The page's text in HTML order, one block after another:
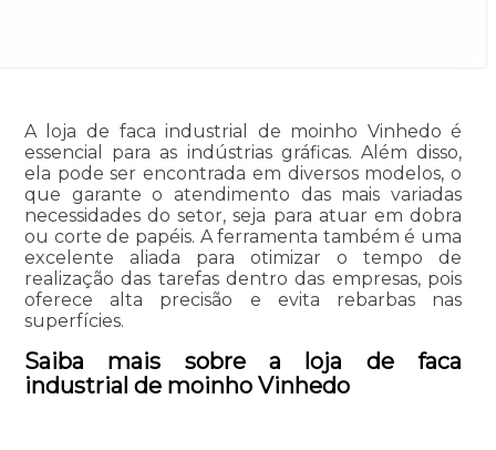
A loja de faca industrial de moinho Vinhedo é
essencial para as indústrias gráficas. Além disso,
ela pode ser encontrada em diversos modelos, o
que garante o atendimento das mais variadas
necessidades do setor, seja para atuar em dobra
ou corte de papéis. A ferramenta também é uma
excelente aliada para otimizar o tempo de
realização das tarefas dentro das empresas, pois
oferece alta precisão e evita rebarbas nas
superfícies.
Saiba mais sobre a loja de faca
industrial de moinho Vinhedo